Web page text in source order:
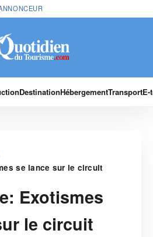
DestinationHébergementTransport
se lance sur le circuit
Exotismes
le circuit